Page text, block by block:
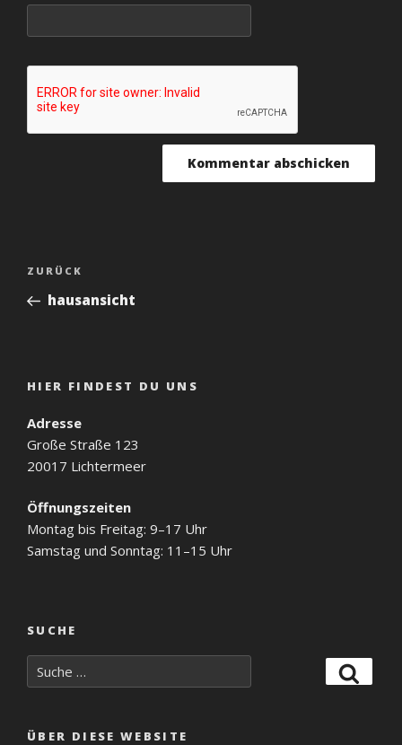
Vorheriger
Beitrag
ZURÜCK
hausansicht
HIER FINDEST DU UNS
Adresse
Große Straße 123
20017 Lichtermeer
Öffnungszeiten
Montag bis Freitag: 9–17 Uhr
Samstag und Sonntag: 11–15 Uhr
SUCHE
Suche
nach:
ÜBER DIESE WEBSITE